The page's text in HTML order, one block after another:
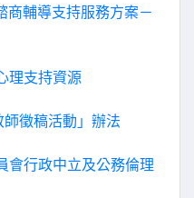
商輔導支持服務方案－
理支持資源
徵稿活動」辦法
會行政中立及公務倫理